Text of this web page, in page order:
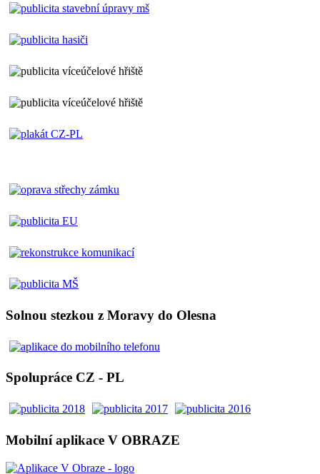
Solnou stezkou z Moravy do Olesna
Spolupráce CZ - PL
Mobilní aplikace V OBRAZE